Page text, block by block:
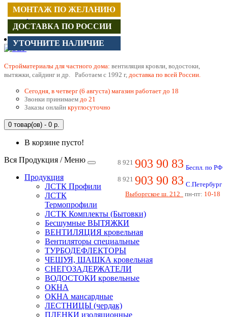
Регистрация
Авторизация
Cтройматериалы для частного дома: вентиляция кровли, водостоки,
вытяжки, сайдинг и др. Работаем с 1992 г, доставка по всей России.
Сегодня, в четверг (6 августа) магазин работает до 18
Звонки принимаем до 21
Заказы онлайн круглосуточно
0 товар(ов) - 0 р.
В корзине пусто!
8 921 903 90 83 Беспл. по РФ
8 921 903 90 83 С.Петербург
Выборгское ш. 212
пн-пт: 10-18
Вся Продукция / Меню
Продукция
ЛСТК Профили
ЛСТК
Термопрофили
ЛСТК Комплекты (Бытовки)
Бесшумные ВЫТЯЖКИ
ВЕНТИЛЯЦИЯ кровельная
Вентиляторы специальные
ТУРБОДЕФЛЕКТОРЫ
ЧЕШУЯ, ШАШКА кровельная
СНЕГОЗАДЕРЖАТЕЛИ
ВОДОСТОКИ кровельные
ОКНА
ОКНА мансардные
ЛЕСТНИЦЫ (чердак)
ПЛЕНКИ изоляционные
МОНТАЖ ПО ЖЕЛАНИЮ
ДОСТАВКА ПО РОССИИ
МОНТАЖ ПО ЖЕЛАНИЮ
ДОСТАВКА ПО РОССИИ
МОНТАЖ ПО ЖЕЛАНИЮ
ДОСТАВКА ПО РОССИИ
МОНТАЖ ПО ЖЕЛАНИЮ
ДОСТАВКА ПО РОССИИ
МОНТАЖ ПО ЖЕЛАНИЮ
ДОСТАВКА ПО РОССИИ
МОНТАЖ ПО ЖЕЛАНИЮ
ДОСТАВКА ПО РОССИИ
МОНТАЖ ПО ЖЕЛАНИЮ
ДОСТАВКА ПО РОССИИ
МОНТАЖ ПО ЖЕЛАНИЮ
ДОСТАВКА ПО РОССИИ
МОНТАЖ ПО ЖЕЛАНИЮ
ДОСТАВКА ПО РОССИИ
МОНТАЖ ПО ЖЕЛАНИЮ
ДОСТАВКА ПО РОССИИ
МОНТАЖ ПО ЖЕЛАНИЮ
ДОСТАВКА ПО РОССИИ
МОНТАЖ ПО ЖЕЛАНИЮ
ДОСТАВКА ПО РОССИИ
МОНТАЖ ПО ЖЕЛАНИЮ
ДОСТАВКА ПО РОССИИ
МОНТАЖ ПО ЖЕЛАНИЮ
ДОСТАВКА ПО РОССИИ
УТОЧНИТЕ НАЛИЧИЕ
МОНТАЖ ПО ЖЕЛАНИЮ
ДОСТАВКА ПО РОССИИ
МОНТАЖ ПО ЖЕЛАНИЮ
ДОСТАВКА ПО РОССИИ
МОНТАЖ ПО ЖЕЛАНИЮ
ДОСТАВКА ПО РОССИИ
МОНТАЖ ПО ЖЕЛАНИЮ
ДОСТАВКА ПО РОССИИ
УТОЧНИТЕ НАЛИЧИЕ